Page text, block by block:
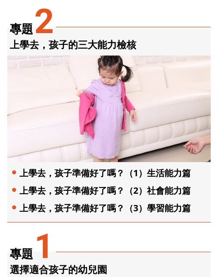
專題 1
選擇適合孩子的幼兒園
專題2
上學去，孩子的三大能力檢核
上學去，孩子準備好了嗎？（1）生活能力篇
上學去，孩子準備好了嗎？（2）社會能力篇
上學去，孩子準備好了嗎？（3）學習能力篇